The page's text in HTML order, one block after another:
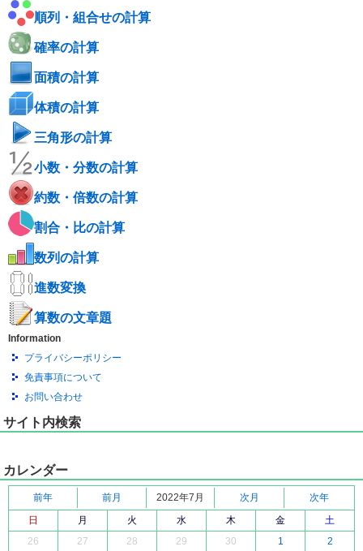
順列・組合せの計算
確率の計算
面積の計算
体積の計算
三角形の計算
小数・分数の計算
約数・倍数の計算
割合・比の計算
数列の計算
進数変換
算数の文章題
Information
プライバシーポリシー
免責事項について
お問い合わせ
サイト内検索
カレンダー
前年 前月 2022年7月 次月
次年
日
月 火 水 木 金
土
26
27 28 29 30 1 2